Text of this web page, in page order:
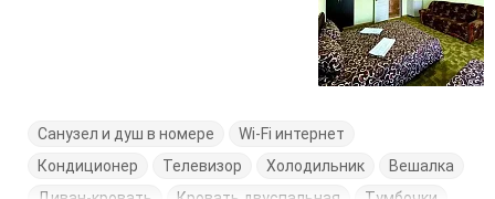
Санузел и душ в номере
Wi-Fi интернет
Кондиционер
Телевизор Холодильник
Вешалка